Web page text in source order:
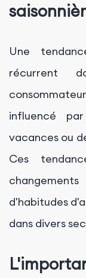
Une
récurrent
influencé
vacances ou
Ces
d'habitudes
dans divers